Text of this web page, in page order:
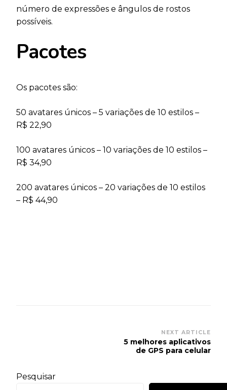
número de expressões e ângulos de rostos
possíveis.
Pacotes
Os pacotes são:
50 avatares únicos – 5 variações de 10 estilos –
R$ 22,90
100 avatares únicos – 10 variações de 10 estilos –
R$ 34,90
200 avatares únicos – 20 variações de 10 estilos
– R$ 44,90
NEXT ARTICLE
5 melhores aplicativos
de GPS para celular
Pesquisar